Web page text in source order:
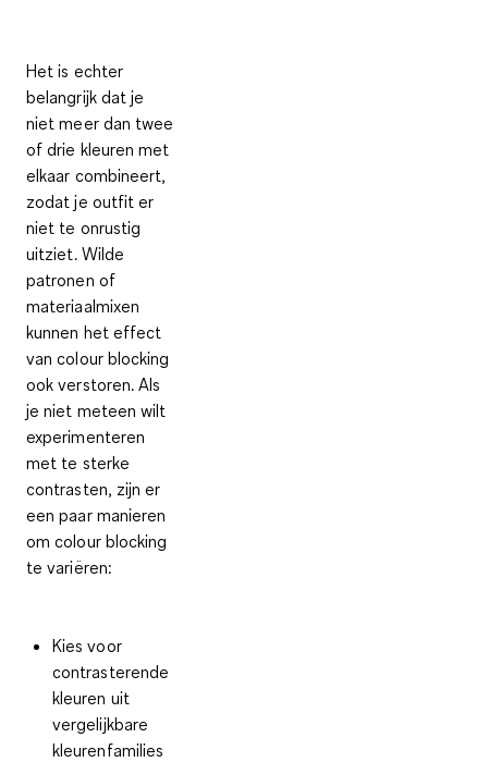
Het is echter
belangrijk dat je
niet meer dan twee
of drie kleuren met
elkaar combineert,
zodat je outfit er
niet te onrustig
uitziet. Wilde
patronen of
materiaalmixen
kunnen het effect
van colour blocking
ook verstoren. Als
je niet meteen wilt
experimenteren
met te sterke
contrasten, zijn er
een paar manieren
om colour blocking
te variëren:
Kies voor
contrasterende
kleuren uit
vergelijkbare
kleurenfamilies